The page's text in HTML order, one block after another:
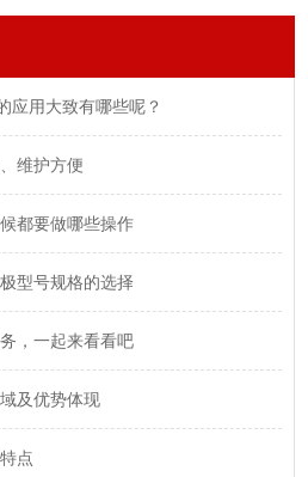
应用大致有哪些呢？
维护方便
都要做哪些操作
型号规格的选择
，一起来看看吧
及优势体现
点